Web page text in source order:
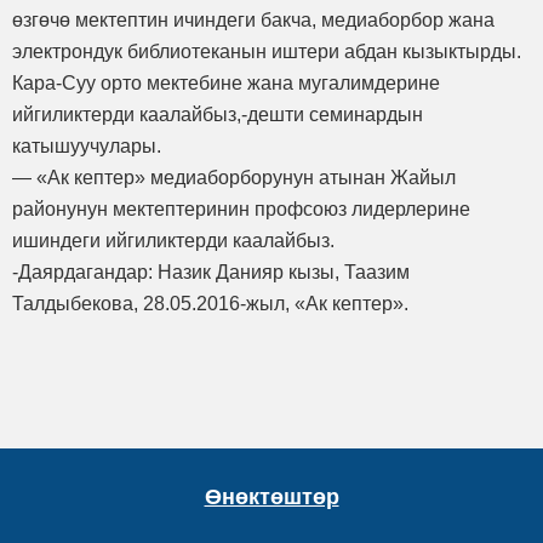
өзгөчө мектептин ичиндеги бакча, медиаборбор жана
электрондук библиотеканын иштери абдан кызыктырды.
Кара-Суу орто мектебине жана мугалимдерине
ийгиликтерди каалайбыз,-дешти семинардын
катышуучулары.
— «Ак кептер» медиаборборунун атынан Жайыл
районунун мектептеринин профсоюз лидерлерине
ишиндеги ийгиликтерди каалайбыз.
-Даярдагандар: Назик Данияр кызы, Таазим
Талдыбекова, 28.05.2016-жыл, «Ак кептер».
Өнөктөштөр